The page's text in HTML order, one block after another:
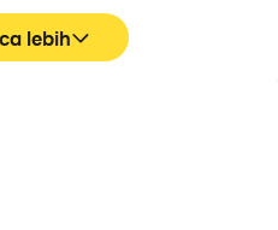
lebih